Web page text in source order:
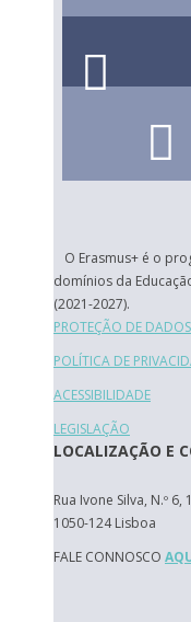
O Erasmus+ é o
domínios da
(2021-2027).
PROTEÇÃO DE DADOS
POLÍTICA DE
ACESSIBILIDADE
LEGISLAÇÃO
LOCALIZAÇÃO E
Rua Ivone Silva, N.º 6,
1050-124 Lisboa
FALE CONNOSCO